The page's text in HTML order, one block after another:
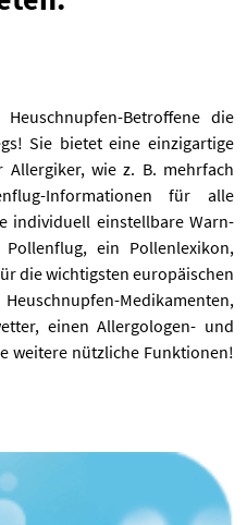
Betroffene die
Sie bietet eine einzigartige
wie z. B. mehrfach
Informationen für alle
individuell einstellbare Warn-
ein Pollenlexikon,
die wichtigsten europäischen
Medikamenten,
einen Allergologen- und
weitere nützliche Funktionen!